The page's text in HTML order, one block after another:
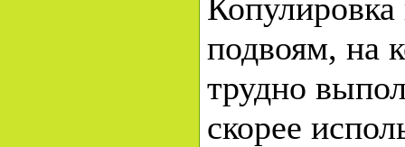
подвоям, на
трудно
скорее